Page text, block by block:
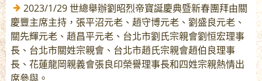
2023/1/29 世總舉辦劉昭烈帝寶誕慶典暨新春團拜由關
慶豐主席主持，張平沼元老、趙守博元老、劉盛良元老、
關先輝元老、趙昌平元老、台北市劉氏宗親會劉恒宏理事
長、台北市關姓宗親會、台北市趙氏宗親會趙伯良理事
長、花蓮龍岡親義會張良印榮譽理事長和四姓宗親熱情出
席參與。